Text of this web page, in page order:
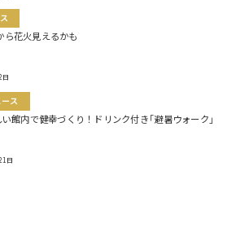
ら花火見えるかも
ス
館内で健幸づくり！ドリンク付き｢避暑ウォーク｣
日